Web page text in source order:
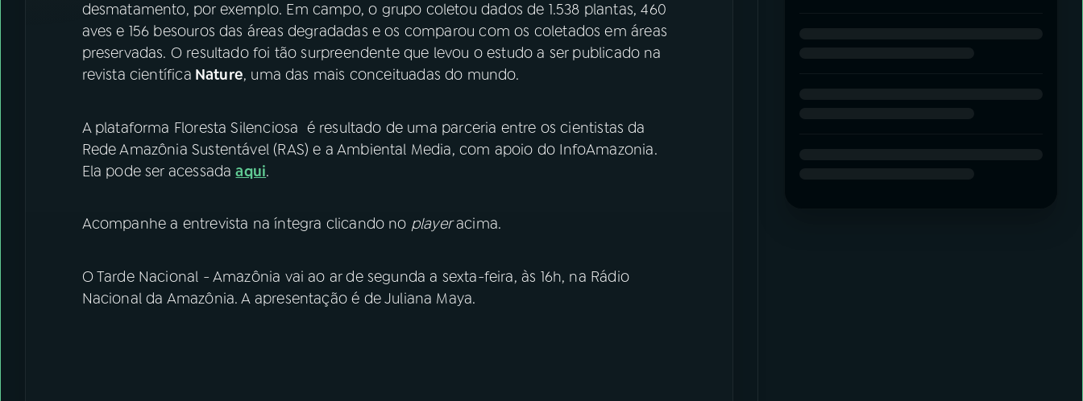
desmatamento, por exemplo. Em campo, o grupo coletou dados de 1.538 plantas, 460
aves e 156 besouros das áreas degradadas e os comparou com os coletados em áreas
preservadas. O resultado foi tão surpreendente que levou o estudo a ser publicado na
revista científica Nature, uma das mais conceituadas do mundo.
A plataforma Floresta Silenciosa é resultado de uma parceria entre os cientistas da
Rede Amazônia Sustentável (RAS) e a Ambiental Media, com apoio do InfoAmazonia.
Ela pode ser acessadaaqui.
Acompanhe a entrevista na íntegra clicando no playeracima.
O Tarde Nacional - Amazônia vai ao ar de segunda a sexta-feira, às 16h, na Rádio
Nacional da Amazônia. A apresentação é de Juliana Maya.